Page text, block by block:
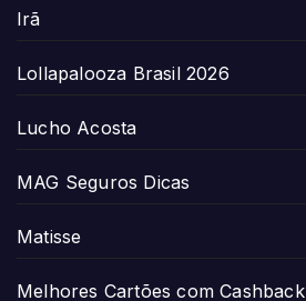
Irã
Lollapalooza Brasil 2026
Lucho Acosta
MAG Seguros Dicas
Matisse
Melhores Cartões com Cashback